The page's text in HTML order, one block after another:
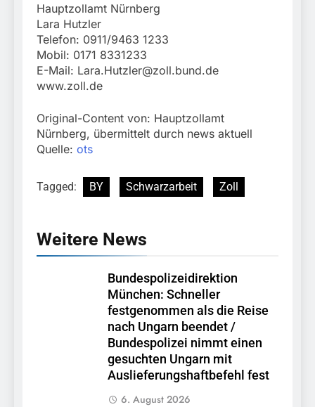
Hauptzollamt Nürnberg
Lara Hutzler
Telefon: 0911/9463 1233
Mobil: 0171 8331233
E-Mail: Lara.Hutzler@zoll.bund.de
www.zoll.de
Original-Content von: Hauptzollamt
Nürnberg, übermittelt durch news aktuell
Quelle: ots
Tagged: BY Schwarzarbeit Zoll
Weitere News
Bundespolizeidirektion
München: Schneller
festgenommen als die Reise
nach Ungarn beendet /
Bundespolizei nimmt einen
gesuchten Ungarn mit
Auslieferungshaftbefehl fest
6. August 2026